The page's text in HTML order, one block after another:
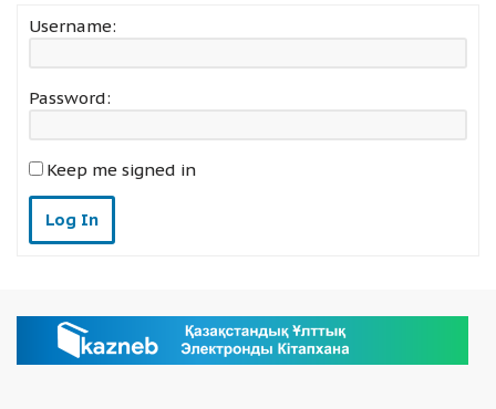
Username:
Password:
Keep me signed in
Log In